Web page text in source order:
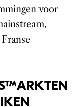
voor